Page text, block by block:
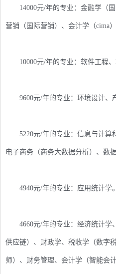
14000元/年的专业：金融学（国
营销（国际营销）、会计学（cima
10000元/年的专业：软件工程、
9600元/年的专业：环境设计、
5220元/年的专业：信息与计算
电子商务（商务大数据分析）、数
4940元/年的专业：应用统计学。
4660元/年的专业：经济统计学
供应链）、财政学、税收学（数字
师）、财务管理、会计学（智能会